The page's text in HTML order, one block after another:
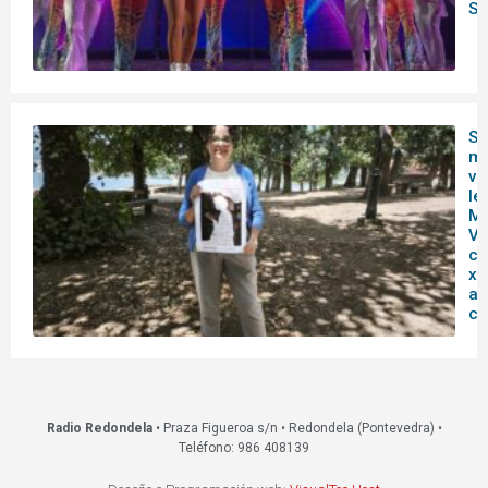
Radio Redondela• Praza Figueroa s/n • Redondela (Pontevedra) •
Teléfono: 986 408139